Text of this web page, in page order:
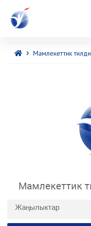
Мамлекеттик тилди
Мамлекеттик
Жаңылыктар